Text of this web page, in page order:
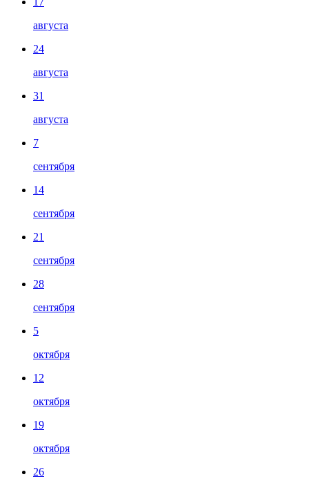
августа
24
августа
31
августа
7
сентября
14
сентября
21
сентября
28
сентября
5
октября
12
октября
19
октября
26